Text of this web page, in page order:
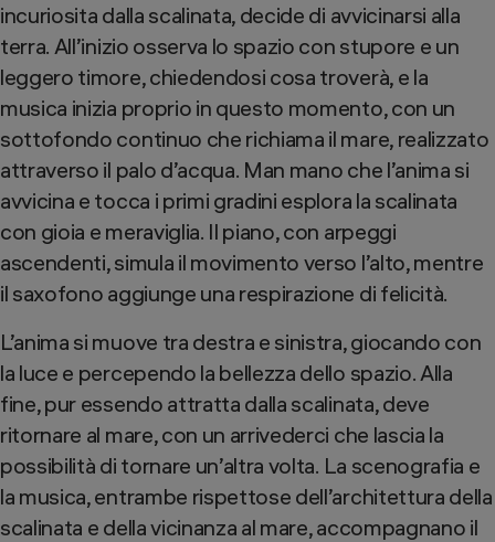
incuriosita dalla scalinata, decide di avvicinarsi alla
terra. All’inizio osserva lo spazio con stupore e un
leggero timore, chiedendosi cosa troverà, e la
musica inizia proprio in questo momento, con un
sottofondo continuo che richiama il mare, realizzato
attraverso il palo d’acqua. Man mano che l’anima si
avvicina e tocca i primi gradini esplora la scalinata
con gioia e meraviglia. Il piano, con arpeggi
ascendenti, simula il movimento verso l’alto, mentre
il saxofono aggiunge una respirazione di felicità.
L’anima si muove tra destra e sinistra, giocando con
la luce e percependo la bellezza dello spazio. Alla
fine, pur essendo attratta dalla scalinata, deve
ritornare al mare, con un arrivederci che lascia la
possibilità di tornare un’altra volta. La scenografia e
la musica, entrambe rispettose dell’architettura della
scalinata e della vicinanza al mare, accompagnano il